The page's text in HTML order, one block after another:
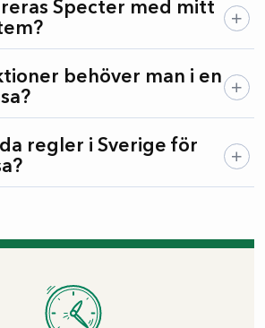
Specter med mitt
behöver man i en
regler i Sverige för